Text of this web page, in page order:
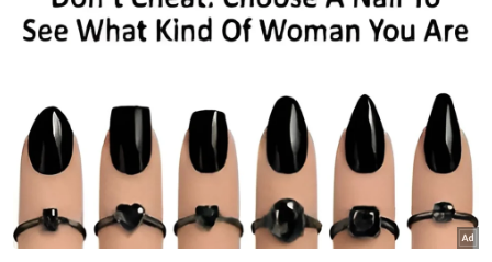
meningkat, apakah silap pada dasar atau
penguatkuasaan?
Niat melindungi belia tidak salah. Tetapi
apabila scammer makin berleluasa
sementara kebebasan bersuara terasa
semakin sempit, barangkali kita sedang
menumpukan perhatian pada yang salah.